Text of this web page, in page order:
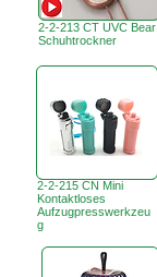
2-2-213 CT UVC Bear
Schuhtrockner
2-2-215 CN Mini
Kontaktloses
Aufzugpresswerkzeu
g